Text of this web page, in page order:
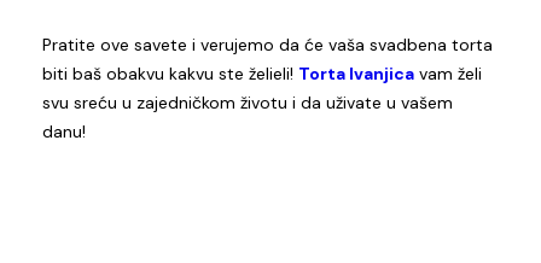
Pratite ove savete i verujemo da će vaša svadbena torta
biti baš obakvu kakvu ste želieli! Torta Ivanjica vam želi
svu sreću u zajedničkom životu i da uživate u vašem
danu!